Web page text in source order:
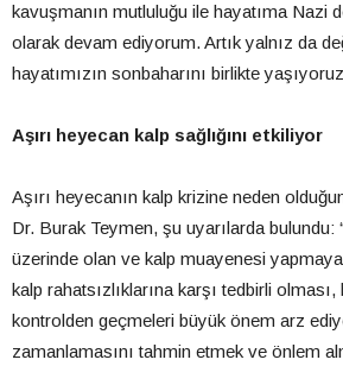
kavuşmanın mutluluğu ile hayatıma Nazi
olarak devam ediyorum. Artık yalnız da
hayatımızın sonbaharını birlikte
Aşırı heyecan kalp sağlığını etkiliyor
Aşırı heyecanın kalp krizine neden
Dr. Burak Teymen, şu uyarılarda bulundu:
üzerinde olan ve kalp muayenesi
kalp rahatsızlıklarına karşı tedbirli olması,
kontrolden geçmeleri büyük önem arz
zamanlamasını tahmin etmek ve önlem